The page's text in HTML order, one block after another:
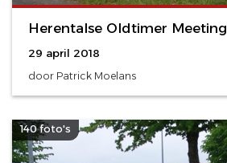
Herentalse Oldtimer Meeting
29 april 2018
door Patrick Moelans
140 foto's